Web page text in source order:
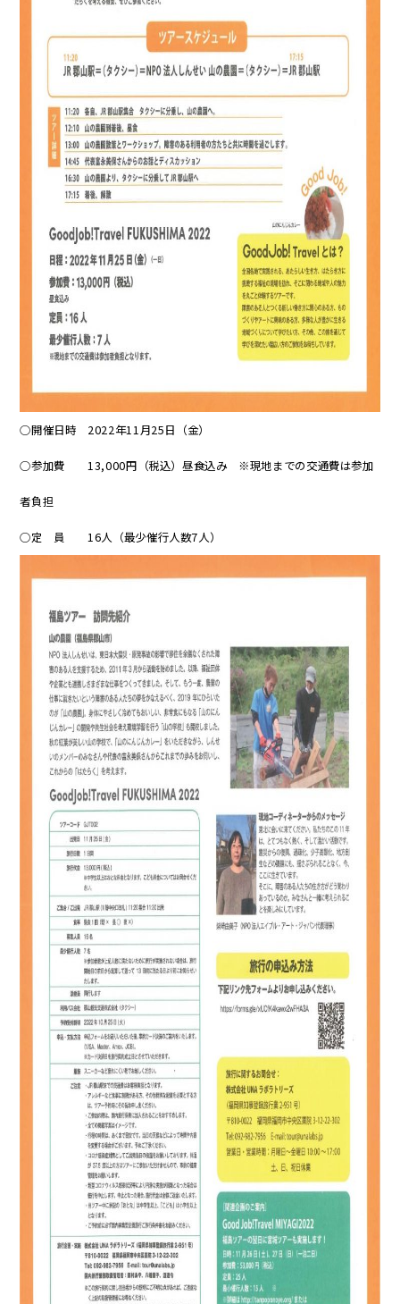
○開催日時 2022年11月25日（金）
○参加費 13,000円（税込）昼食込み ※現地までの交通費は参加
者負担
○定 員 16人（最少催行人数7人）